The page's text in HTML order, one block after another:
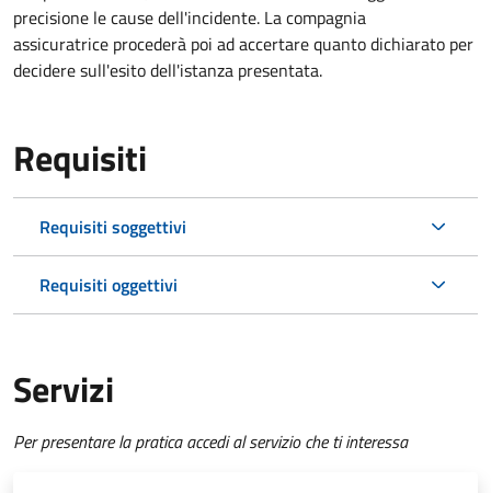
precisione le cause dell'incidente. La compagnia
assicuratrice procederà poi ad accertare quanto dichiarato per
decidere sull'esito dell'istanza presentata.
Requisiti
Requisiti soggettivi
Requisiti oggettivi
Servizi
Per presentare la pratica accedi al servizio che ti interessa